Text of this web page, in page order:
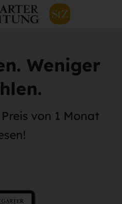
Weniger
von 1 Monat